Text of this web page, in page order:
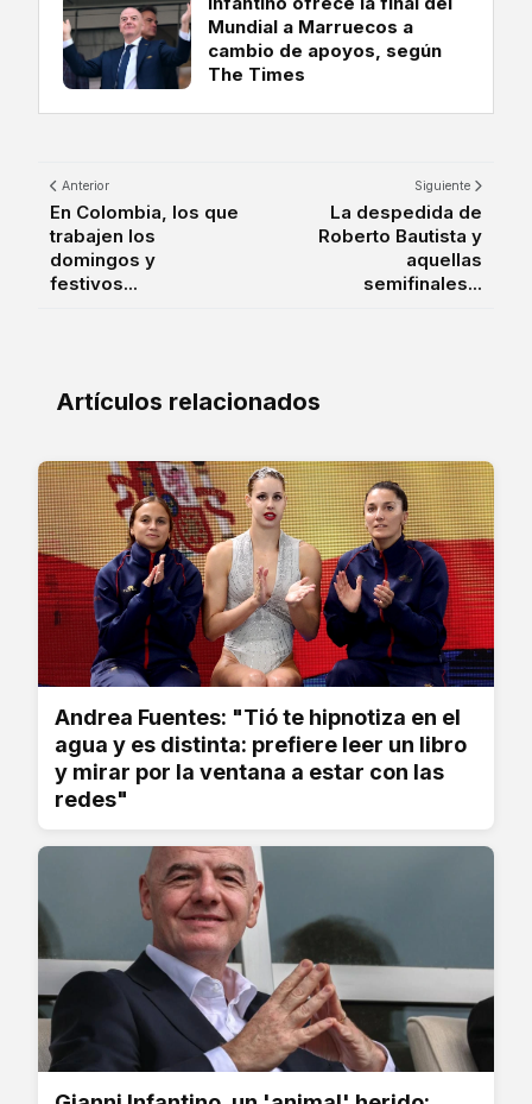
Mundial a Marruecos a
cambio de apoyos, según
The Times
Anterior
En Colombia, los que
trabajen los
domingos y
festivos...
Siguiente
La despedida de
Roberto Bautista y
aquellas
semifinales...
Artículos relacionados
Andrea Fuentes: "Tió te hipnotiza en el
agua y es distinta: prefiere leer un libro
y mirar por la ventana a estar con las
redes"